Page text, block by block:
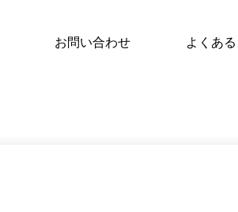
お問い合わせ よくあ